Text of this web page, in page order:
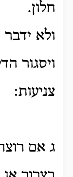
חלון.
ולא
ויסגור
צניעות:
ג אם